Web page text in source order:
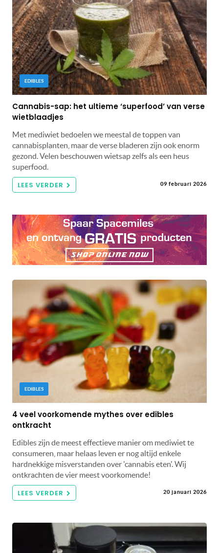
EDIBLES
Cannabis-sap: het ultieme ‘superfood’ van verse
wietblaadjes
Met mediwiet bedoelen we meestal de toppen van
cannabisplanten, maar de verse bladeren zijn ook enorm
gezond. Velen beschouwen wietsap zelfs als een heus
superfood.
LEES VERDER 09 februari 2026
EDIBLES
4 veel voorkomende mythes over edibles
ontkracht
Edibles zijn de meest effectieve manier om mediwiet te
consumeren, maar helaas leven er nog altijd enkele
hardnekkige misverstanden over 'cannabis eten'. Wij
ontkrachten de vier meest voorkomende!
LEES VERDER 20 januari 2026